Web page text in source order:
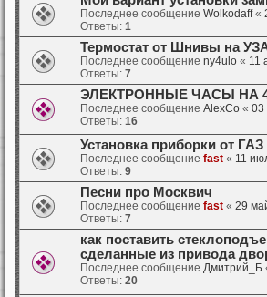
Последнее сообщение Wolkodaff«
Ответы: 1
Термостат от Шнивы на
Последнее сообщение ny4ulo « 11
Ответы: 7
ЭЛЕКТРОННЫЕ ЧАСЫ НА
Последнее сообщение AlexCo « 03
Ответы: 16
Установка приборки от ГАЗ
Последнее сообщение fast « 11
Ответы: 9
Песни про Москвич
Последнее сообщение fast « 29
Ответы: 7
как поставить
сделанные из привода
Последнее сообщение Дмитрий_Б
Ответы: 20